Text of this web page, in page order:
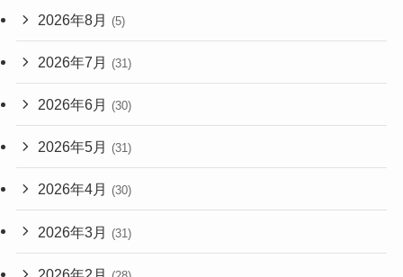
2026年8月 (5)
2026年7月 (31)
2026年6月 (30)
2026年5月 (31)
2026年4月 (30)
2026年3月 (31)